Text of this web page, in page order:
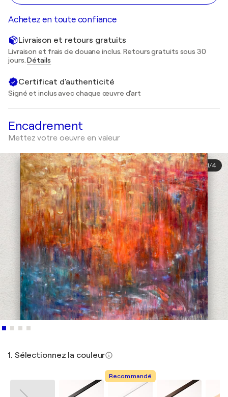
Achetez en toute confiance
Livraison et retours gratuits
Livraison et frais de douane inclus. Retours gratuits sous 30
jours.Détails
Certificat d'authenticité
Signé et inclus avec chaque œuvre d'art
Encadrement
Mettez votre oeuvre en valeur
1/4
1. Sélectionnez la couleur
Recommandé